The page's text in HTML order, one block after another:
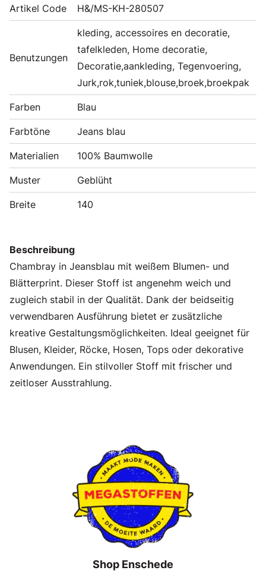
Artikel Code H&/MS-KH-280507
Benutzungen
kleding, accessoires en decoratie,
tafelkleden, Home decoratie,
Decoratie,aankleding, Tegenvoering,
Jurk,rok,tuniek,blouse,broek,broekpak
Farben Blau
Farbtöne Jeans blau
Materialien 100% Baumwolle
Muster Geblüht
Breite 140
Beschreibung
Chambray in Jeansblau mit weißem Blumen- und
Blätterprint. Dieser Stoff ist angenehm weich und
zugleich stabil in der Qualität. Dank der beidseitig
verwendbaren Ausführung bietet er zusätzliche
kreative Gestaltungsmöglichkeiten. Ideal geeignet für
Blusen, Kleider, Röcke, Hosen, Tops oder dekorative
Anwendungen. Ein stilvoller Stoff mit frischer und
zeitloser Ausstrahlung.
Shop Enschede